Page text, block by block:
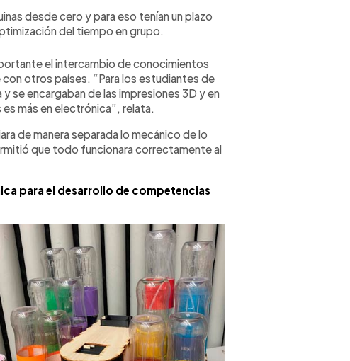
desde cero y para eso tenían un plazo
del tiempo en grupo.
el intercambio de conocimientos
otros países. “Para los estudiantes de
se encargaban de las impresiones 3D y en
más en electrónica”, relata.
de manera separada lo mecánico de lo
que todo funcionara correctamente al
para el desarrollo de competencias